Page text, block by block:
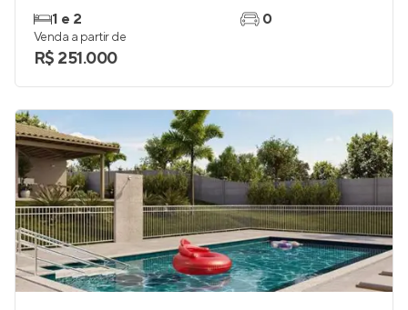
1 e 2
0
Venda a partir de
R$ 251.000